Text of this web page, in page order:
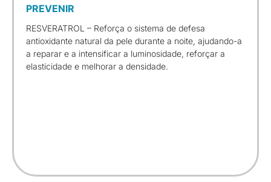
PREVENIR
RESVERATROL – Reforça o sistema de defesa
antioxidante natural da pele durante a noite, ajudando-a
a reparar e a intensificar a luminosidade, reforçar a
elasticidade e melhorar a densidade.